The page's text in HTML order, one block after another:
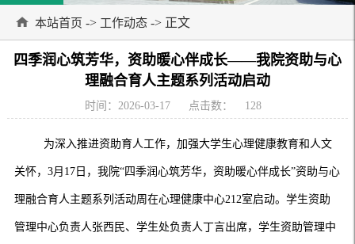
本站首页 -> 工作动态 -> 正文
四季润心筑芳华，资助暖心伴成长——我院资助与心
理融合育人主题系列活动启动
时间：2026-03-17 点击数： 128
为深入推进资助育人工作，加强大学生心理健康教育和人文
关怀， 3月17日，我院“四季润心筑芳华，资助暖心伴成长”资助与心
理融合育人主题系列活动周在心理健康中心212室启动。学生资助
管理中心负责人张西民、学生处负责人丁言出席，学生资助管理中